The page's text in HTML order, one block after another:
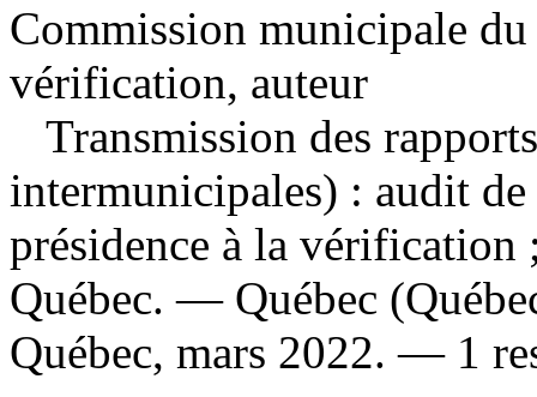
Commission municipale
vérification, auteur
Transmission des
intermunicipales) : audit
présidence à la
Québec. — Québec
Québec, mars 2022. — 1